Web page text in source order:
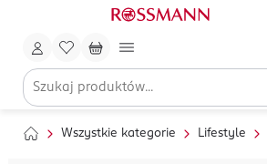
Wszystkie kategorie Lifestyle